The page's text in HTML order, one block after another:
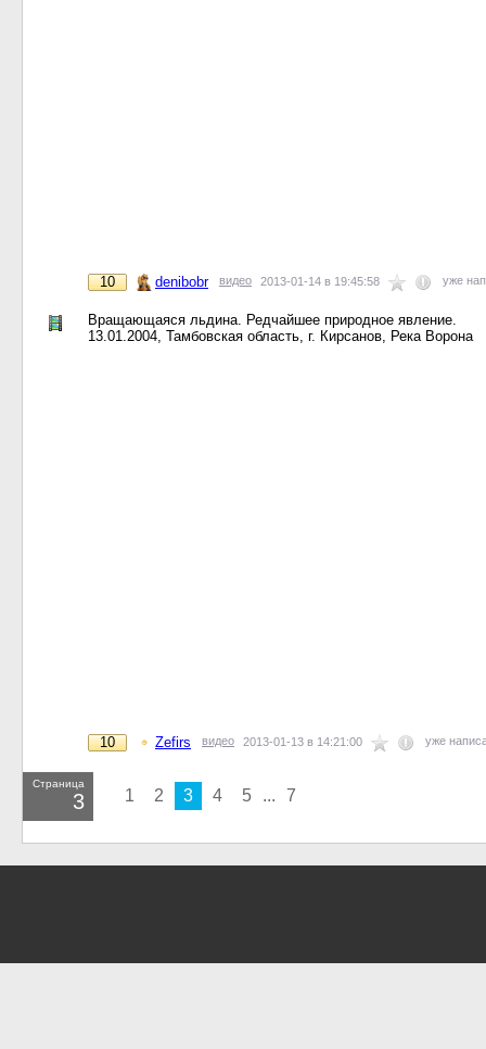
10 denibobr видео 2013-01-14 в 19:45:58 уже
Вращающаяся льдина. Редчайшее природное явление.
13.01.2004, Тамбовская область, г. Кирсанов, Река Ворона
10 Zefirs видео 2013-01-13 в 14:21:00 уже
Страница
3 1 2 3 4 5 ... 7